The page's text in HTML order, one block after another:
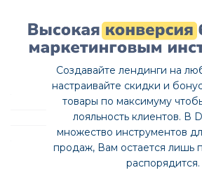
Создавайте лендинги на
настраивайте скидки и
товары по максимуму
лояльность клиентов. В
множество инструментов
продаж, Вам остается лишь
распорядится.